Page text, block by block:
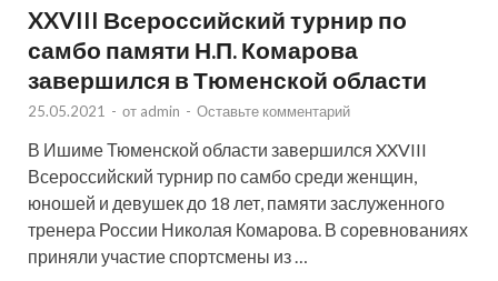
XXVIII Всероссийский турнир по
самбо памяти Н.П. Комарова
завершился в Тюменской области
25.05.2021 - от admin - Оставьте комментарий
В Ишиме Тюменской области завершился XXVIII
Всероссийский турнир по самбо среди женщин,
юношей и девушек до 18 лет, памяти заслуженного
тренера России Николая Комарова. В соревнованиях
приняли участие спортсмены из …